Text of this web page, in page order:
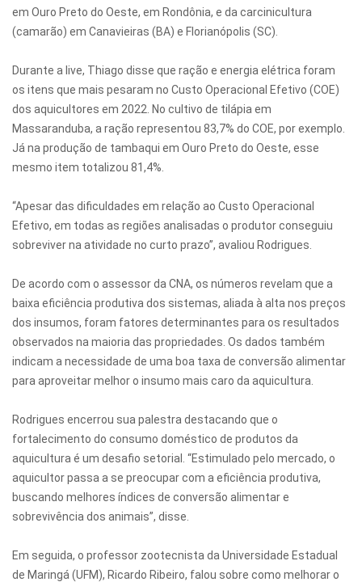
em Ouro Preto do Oeste, em Rondônia, e da carcinicultura
(camarão) em Canavieiras (BA) e Florianópolis (SC).
Durante a live, Thiago disse que ração e energia elétrica foram
os itens que mais pesaram no Custo Operacional Efetivo (COE)
dos aquicultores em 2022. No cultivo de tilápia em
Massaranduba, a ração representou 83,7% do COE, por exemplo.
Já na produção de tambaqui em Ouro Preto do Oeste, esse
mesmo item totalizou 81,4%.
“Apesar das dificuldades em relação ao Custo Operacional
Efetivo, em todas as regiões analisadas o produtor conseguiu
sobreviver na atividade no curto prazo”, avaliou Rodrigues.
De acordo com o assessor da CNA, os números revelam que a
baixa eficiência produtiva dos sistemas, aliada à alta nos preços
dos insumos, foram fatores determinantes para os resultados
observados na maioria das propriedades. Os dados também
indicam a necessidade de uma boa taxa de conversão alimentar
para aproveitar melhor o insumo mais caro da aquicultura.
Rodrigues encerrou sua palestra destacando que o
fortalecimento do consumo doméstico de produtos da
aquicultura é um desafio setorial. “Estimulado pelo mercado, o
aquicultor passa a se preocupar com a eficiência produtiva,
buscando melhores índices de conversão alimentar e
sobrevivência dos animais”, disse.
Em seguida, o professor zootecnista da Universidade Estadual
de Maringá (UFM), Ricardo Ribeiro, falou sobre como melhorar o